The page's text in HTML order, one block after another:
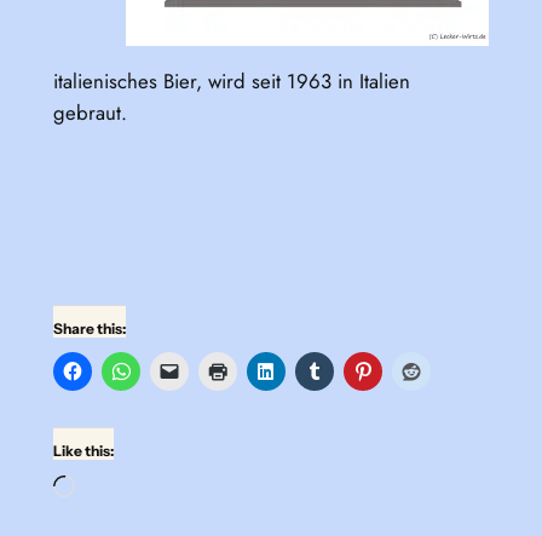
italienisches Bier, wird seit 1963 in Italien
gebraut.
Share this:
Like this:
Loading…